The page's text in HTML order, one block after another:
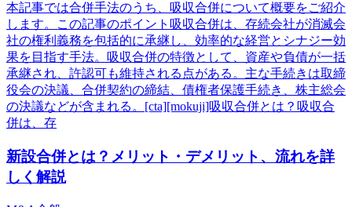
本記事では合併手法のうち、吸収合併について概要をご紹介
します。この記事のポイント吸収合併は、存続会社が消滅会
社の権利義務を包括的に承継し、効率的な経営とシナジー効
果を目指す手法。吸収合併の特徴として、資産や負債が一括
承継され、許認可も維持される点がある。主な手続きは取締
役会の決議、合併契約の締結、債権者保護手続き、株主総会
の決議などが含まれる。[cta][mokuji]吸収合併とは？吸収合
併は、存
新設合併とは？メリット・デメリット、流れを詳
しく解説